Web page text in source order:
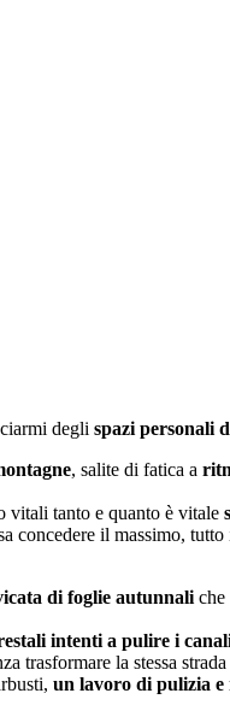
degli spazi personali
, salite di fatica a
vitali tanto e quanto è vitale
concedere il massimo,
di foglie autunnaliche
intenti a pulire i
trasformare la stessa
un lavoro di pulizia e